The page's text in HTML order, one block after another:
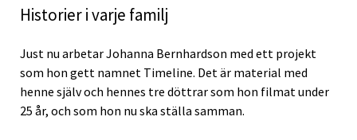
Historier i varje familj
Just nu arbetar Johanna Bernhardson med ett projekt
som hon gett namnet Timeline. Det är material med
henne själv och hennes tre döttrar som hon filmat under
25 år, och som hon nu ska ställa samman.